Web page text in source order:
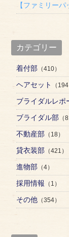
【ファミリー
カテゴリー
着付部 （410）
ヘアセット （194
ブライダルレポ
ブライダル部 （
不動産部 （18）
貸衣装部 （421）
進物部 （4）
採用情報 （1）
その他 （354）